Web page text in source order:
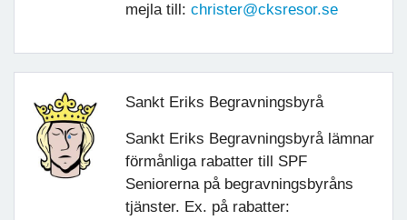
mejla till: christer@cksresor.se
Sankt Eriks Begravningsbyrå
Sankt Eriks Begravningsbyrå lämnar
förmånliga rabatter till SPF
Seniorerna på begravningsbyråns
tjänster. Ex. på rabatter: